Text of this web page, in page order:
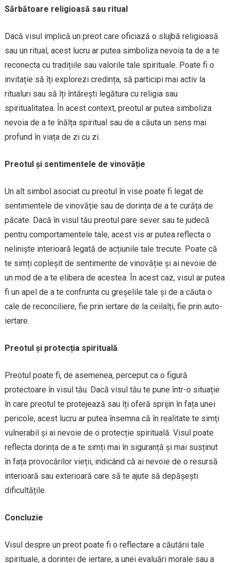
Sărbătoare religioasă sau ritual
Dacă visul implică un preot care oficiază o slujbă religioasă
sau un ritual, acest lucru ar putea simboliza nevoia ta de a te
reconecta cu tradițiile sau valorile tale spirituale. Poate fi o
invitație să îți explorezi credința, să participi mai activ la
ritualuri sau să îți întărești legătura cu religia sau
spiritualitatea. În acest context, preotul ar putea simboliza
nevoia de a te înălța spiritual sau de a căuta un sens mai
profund în viața de zi cu zi.
Preotul și sentimentele de vinovăție
Un alt simbol asociat cu preotul în vise poate fi legat de
sentimentele de vinovăție sau de dorința de a te curăța de
păcate. Dacă în visul tău preotul pare sever sau te judecă
pentru comportamentele tale, acest vis ar putea reflecta o
neliniște interioară legată de acțiunile tale trecute. Poate că
te simți copleșit de sentimente de vinovăție și ai nevoie de
un mod de a te elibera de acestea. În acest caz, visul ar putea
fi un apel de a te confrunta cu greșelile tale și de a căuta o
cale de reconciliere, fie prin iertare de la ceilalți, fie prin auto-
iertare.
Preotul și protecția spirituală
Preotul poate fi, de asemenea, perceput ca o figură
protectoare în visul tău. Dacă visul tău te pune într-o situație
în care preotul te protejează sau îți oferă sprijin în fața unei
pericole, acest lucru ar putea însemna că în realitate te simți
vulnerabil și ai nevoie de o protecție spirituală. Visul poate
reflecta dorința de a te simți mai în siguranță și mai susținut
în fața provocărilor vieții, indicând că ai nevoie de o resursă
interioară sau exterioară care să te ajute să depășești
dificultățile.
Concluzie
Visul despre un preot poate fi o reflectare a căutării tale
spirituale, a dorinței de iertare, a unei evaluări morale sau a